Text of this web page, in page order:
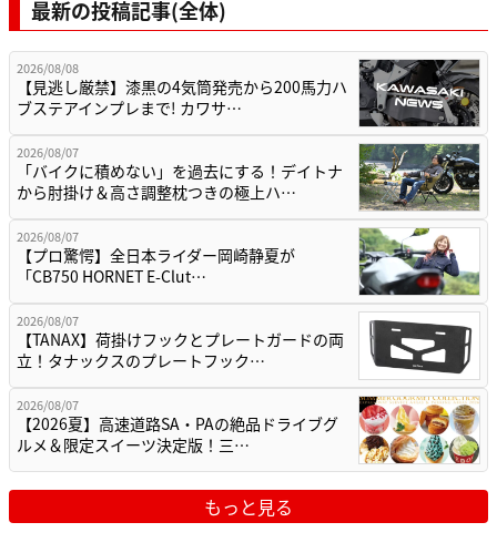
最新の投稿記事(全体)
2026/08/08
【見逃し厳禁】漆黒の4気筒発売から200馬力ハ
ブステアインプレまで! カワサ…
2026/08/07
「バイクに積めない」を過去にする！デイトナ
から肘掛け＆高さ調整枕つきの極上ハ…
2026/08/07
【プロ驚愕】全日本ライダー岡崎静夏が
「CB750 HORNET E-Clut…
2026/08/07
【TANAX】荷掛けフックとプレートガードの両
立！タナックスのプレートフック…
2026/08/07
【2026夏】高速道路SA・PAの絶品ドライブグ
ルメ＆限定スイーツ決定版！三…
もっと見る